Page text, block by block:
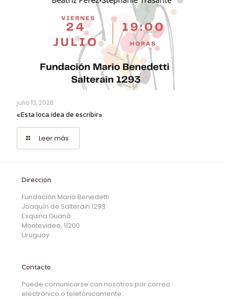
julio 13, 2026
«Esta loca idea de escribir»
Leer más
Dirección
Fundación Mario Benedetti
Joaquín de Salterain 1293
Esquina Guaná
Montevideo, 11200
Uruguay
Contacto
Puede comunicarse con nosotros por correo
electrónico o telefónicamente: